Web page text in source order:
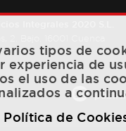
tipos de
experiencia de
el uso de las
a
Política de